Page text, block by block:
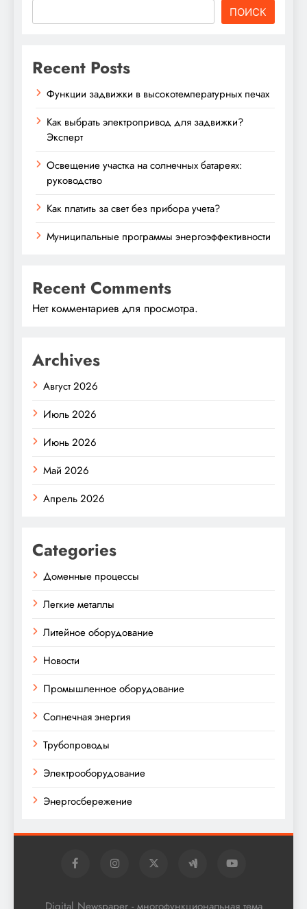
ПОИСК
Recent Posts
Функции задвижки в высокотемпературных печах
Как выбрать электропривод для задвижки?
Эксперт
Освещение участка на солнечных батареях:
руководство
Как платить за свет без прибора учета?
Муниципальные программы энергоэффективности
Recent Comments
Нет комментариев для просмотра.
Archives
Август 2026
Июль 2026
Июнь 2026
Май 2026
Апрель 2026
Categories
Доменные процессы
Легкие металлы
Литейное оборудование
Новости
Промышленное оборудование
Солнечная энергия
Трубопроводы
Электрооборудование
Энергосбережение